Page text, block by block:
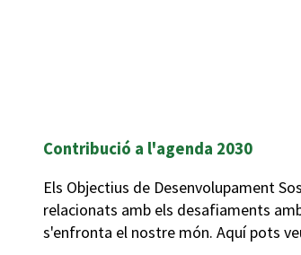
Contribució a l'agenda 2030
Els Objectius de Desenvolupament
relacionats amb els desafiaments
s'enfronta el nostre món. Aquí pots